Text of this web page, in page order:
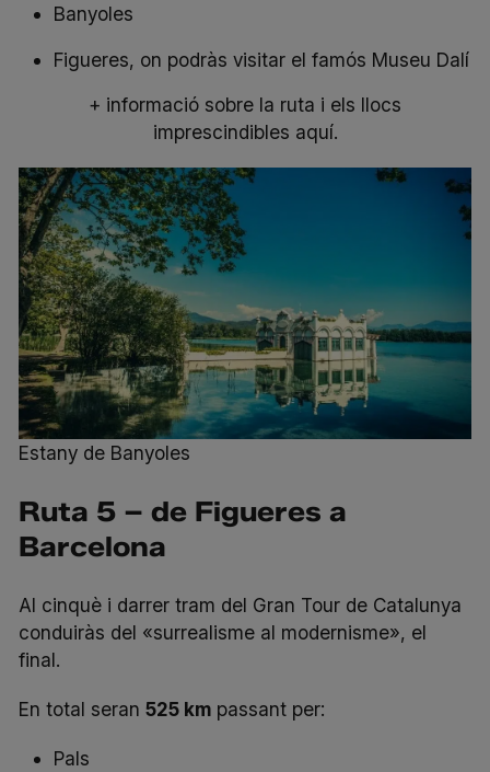
Banyoles
Figueres, on podràs visitar el famós Museu Dalí
+ informació sobre la ruta i els llocs
imprescindibles aquí.
Estany de Banyoles
Ruta 5 – de Figueres a
Barcelona
Al cinquè i darrer tram del Gran Tour de Catalunya
conduiràs del «surrealisme al modernisme», el
final.
En total seran525 km passant per:
Pals